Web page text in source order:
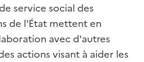
Facebooksur Twitter
Partager sur LinkedIn
Partager par email
Copier dans le
service social des
de l'État mettent en
avec d'autres
actions visant à aider les